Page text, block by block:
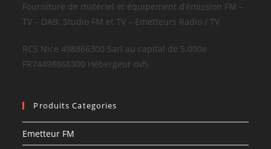
Fourniture de matériel et équipement d’émission FM –
TV – DAB. Studio FM et TV – Emetteurs Radio / TV
RCS Nice 498866300 Sarl au capital de 5.000e
FR74498866300 Hébergeur ovh
Produits Categories
Emetteur FM